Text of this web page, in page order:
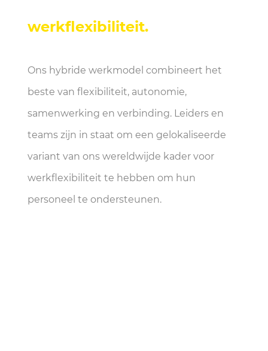
werkflexibiliteit.
Ons hybride werkmodel combineert het
beste van flexibiliteit, autonomie,
samenwerking en verbinding. Leiders en
teams zijn in staat om een gelokaliseerde
variant van ons wereldwijde kader voor
werkflexibiliteit te hebben om hun
personeel te ondersteunen.